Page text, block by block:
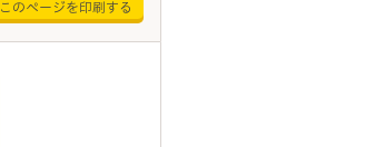
このページを印刷する